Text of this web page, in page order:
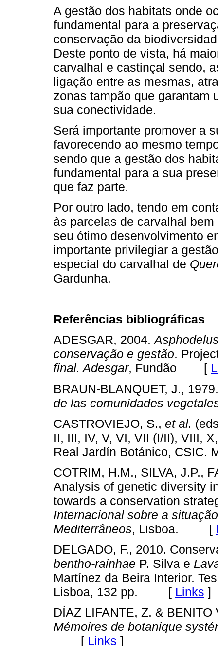
A gestão dos habitats onde
fundamental para a
conservação da
Deste ponto de vista, há
carvalhal e castinçal sendo,
ligação entre as mesmas,
zonas tampão que garantam
sua conectividade.
Será importante promover a
favorecendo ao mesmo
sendo que a gestão dos
fundamental para a sua
que faz parte.
Por outro lado, tendo em
às parcelas de carvalhal
seu ótimo desenvolvimento
importante privilegiar a
especial do carvalhal de
Gardunha.
Referências bibliográficas
ADESGAR, 2004.
conservação e gestão.
final. Adesgar, Fundão [
BRAUN-BLANQUET, J.,
de las comunidades
CASTROVIEJO, S., et al.
II, III, IV, V, VI, VII (I/II), VIII,
Real Jardín Botánico,
COTRIM, H.M., SILVA, J.P.,
Analysis of genetic diversity
towards a conservation
Internacional sobre a
Mediterrâneos, Lisboa. [
DELGADO, F., 2010.
bentho-rainhae P. Silva e
Martínez da Beira Interior.
Lisboa, 132 pp. [ Links ]
DÍAZ LIFANTE, Z. &
Mémoires de botanique
[ Links ]